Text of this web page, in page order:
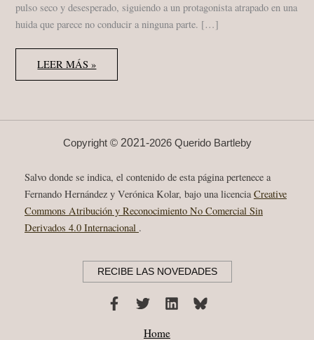
pulso seco y desesperado, siguiendo a un protagonista atrapado en una
huida que parece no conducir a ninguna parte. […]
DAVID
GOODIS
“BLACK
“VIERNES
LEER MÁS »
Copyright © 2021-2026 Querido Bartleby
Salvo donde se indica, el contenido de esta página pertenece a
Fernando Hernández y Verónica Kolar, bajo una licencia Creative
Commons Atribución y Reconocimiento No Comercial Sin
Derivados 4.0 Internacional .
RECIBE LAS NOVEDADES
Home